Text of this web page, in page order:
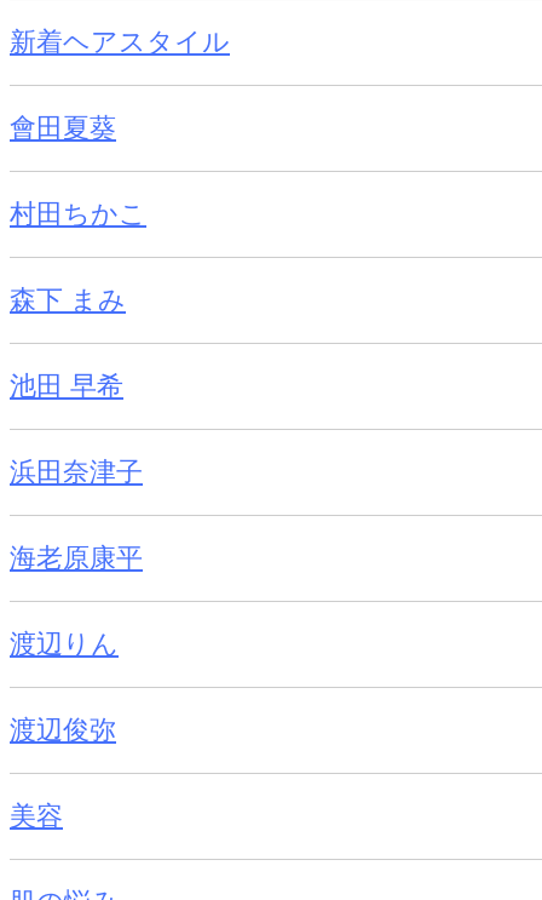
新着ヘアスタイル
會田夏葵
村田ちかこ
森下 まみ
池田 早希
浜田奈津子
海老原康平
渡辺りん
渡辺俊弥
美容